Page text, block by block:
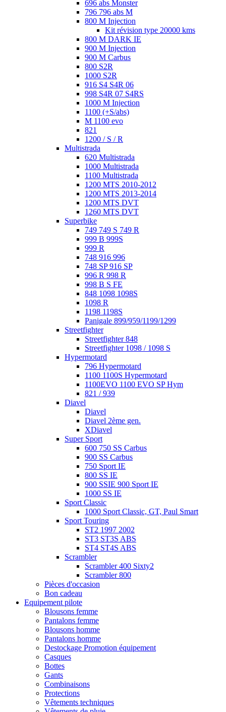
696 abs Monster
796 796 abs M
800 M Injection
Kit révision type 20000 kms
800 M DARK IE
900 M Injection
900 M Carbus
800 S2R
1000 S2R
916 S4 S4R 06
998 S4R 07 S4RS
1000 M Injection
1100 (+S/abs)
M 1100 evo
821
1200 / S / R
Multistrada
620 Multistrada
1000 Multistrada
1100 Multistrada
1200 MTS 2010-2012
1200 MTS 2013-2014
1200 MTS DVT
1260 MTS DVT
Superbike
749 749 S 749 R
999 B 999S
999 R
748 916 996
748 SP 916 SP
996 R 998 R
998 B S FE
848 1098 1098S
1098 R
1198 1198S
Panigale 899/959/1199/1299
Streetfighter
Streetfighter 848
Streetfighter 1098 / 1098 S
Hypermotard
796 Hypermotard
1100 1100S Hypermotard
1100EVO 1100 EVO SP Hym
821 / 939
Diavel
Diavel
Diavel 2ème gen.
XDiavel
Super Sport
600 750 SS Carbus
900 SS Carbus
750 Sport IE
800 SS IE
900 SSIE 900 Sport IE
1000 SS IE
Sport Classic
1000 Sport Classic, GT, Paul Smart
Sport Touring
ST2 1997 2002
ST3 ST3S ABS
ST4 ST4S ABS
Scrambler
Scrambler 400 Sixty2
Scrambler 800
Pièces d'occasion
Bon cadeau
Equipement pilote
Blousons femme
Pantalons femme
Blousons homme
Pantalons homme
Destockage Promotion équipement
Casques
Bottes
Gants
Combinaisons
Protections
Vêtements techniques